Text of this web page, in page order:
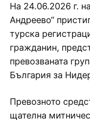
На 24.06.2026 г.
Андреево“
турска
гражданин,
превозваната
България за
Превозното
щателна